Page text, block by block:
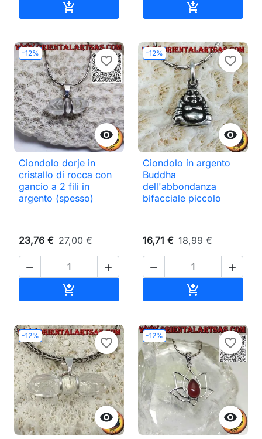
 
-12%

favorite_border
Ciondolo dorje in
cristallo di rocca con
gancio a 2 fili in
argento (spesso)
23,76 € 27,00 €
 

-12%

favorite_border
Ciondolo in argento
Buddha
dell'abbondanza
bifacciale piccolo
16,71 € 18,99 €
 

-12%

favorite_border
-12%

favorite_border